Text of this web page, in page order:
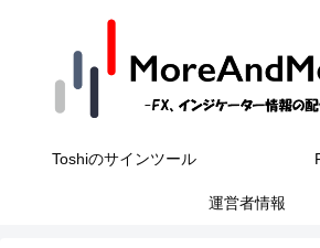
Toshiのサインツール
運営者情報